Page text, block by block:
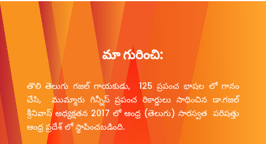
మా గురించి:
తొలి తెలుగు గజల్ గాయకుడు, 125 ప్రపంచ భాషల లో గానం
చేసి, ముమ్మారు గిన్నీస్ ప్రపంచ రికార్డులు సాధించిన డా.గజల్
శ్రీనివాస్ అధ్యక్షతన 2017 లో ఆంధ్ర (తెలుగు) సారస్వత పరిషత్తు
ఆంధ్ర ప్రదేశ్ లో స్థాపించబడింది.